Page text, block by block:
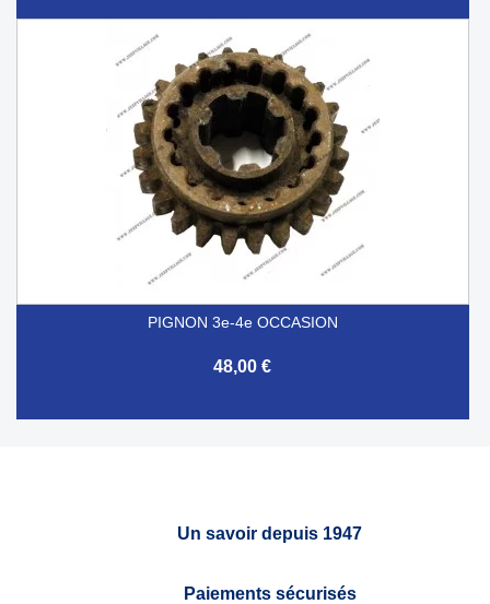
PIGNON 3e-4e OCCASION
48,00 €
Un savoir depuis 1947
Paiements sécurisés